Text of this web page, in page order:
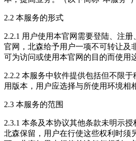
2.2 本服务的形式
2.2.1 用户使用本官网需要登陆、注
官网，北森给予用户一项不可转让及
可为访问或使用本官网的目的而使用
2.2.2 本服务中软件提供包括但不限
用版本，用户应选择与所使用环境相
2.3 本服务的范围
2.3.1 本条及本协议其他条款未明示
北森保留，用户在行使这些权利时须